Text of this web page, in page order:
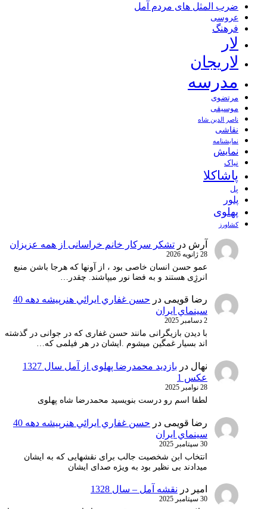
ضرب المثل های مردم آمل
عروسی
فرهنگ
لار
لاریجان
مدرسه
مرتضوی
موسیقی
ناصر الدین شاه
نقاشی
نمايشنامه
نمایش
نیاک
پاشاکلا
پل
پلور
پهلوی
کشاورز
آرش در تشکر سرکار خانم خراسانی از همه عزیزان
28 ژانویه 2026
عمو حسن انسان خاصی بود ، از آونها که هرجا باشن منبع
انرژِی هستند و به فضا نور میپاشند. چقدر…
رضا قویمی در
حسن غفاري ايرائي هنرپيشه دهه 40
سينماي ايران
2 دسامبر 2025
با دیدن بازیگرانی مانند حسن غفاری که در جوانی در گذشته
اند بسیار غمگین میشوم .ایشان در هر فیلمی که…
نهال در
بازدید محمدرضا پهلوی از آمل سال 1327
عکس 1
28 نوامبر 2025
لطفا اسم رو درست بنویسید محمدرضا شاه پهلوی
رضا قویمی در
حسن غفاري ايرائي هنرپيشه دهه 40
سينماي ايران
30 سپتامبر 2025
انتخاب ابن شخصیت جالب برای نقشهایی که به ایشان
میدادند بی نظیر بود به ویژه صدای ایشان
امیر در نقشه آمل – سال 1328
30 سپتامبر 2025